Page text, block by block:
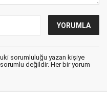
sorumluluğu yazan kişiye
değildir. Her bir yorum